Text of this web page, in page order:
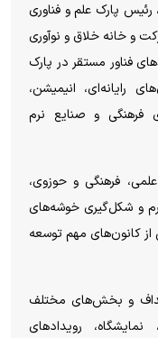
پارک علم و فناوری
با اشاره به فعالیت بیش از ۵۰ شرکت و خانه خلاق و نوآوری
فناور مستقر در پارک
رایانه‌ای، انیمیشن،
فرهنگی و صنایع نرم
فرهنگی و حوزوی،
و شکل‌گیری خوشه‌های
کانون‌های مهم توسعه
و بخش‌های مختلف
رویدادهای